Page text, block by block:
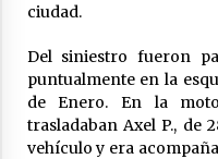
ciudad.
Del siniestro fueron
puntualmente en la
de Enero. En la
trasladaban Axel P., de
vehículo y era